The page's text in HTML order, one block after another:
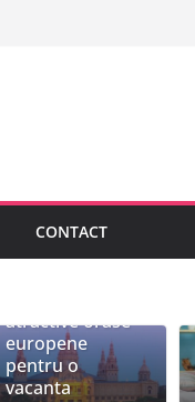
CONTACT
atractive orase
europene
pentru o
vacanta